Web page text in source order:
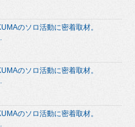
のソロ活動に密着取材。
のソロ活動に密着取材。
のソロ活動に密着取材。